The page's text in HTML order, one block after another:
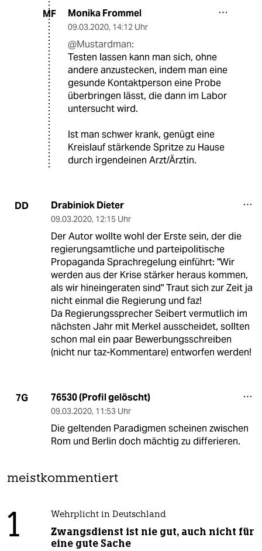
MF Monika Frommel
09.03.2020, 14:12 Uhr
@Mustardman:
Testen lassen kann man sich, ohne
andere anzustecken, indem man eine
gesunde Kontaktperson eine Probe
überbringen lässt, die dann im Labor
untersucht wird.
Ist man schwer krank, genügt eine
Kreislauf stärkende Spritze zu Hause
durch irgendeinen Arzt/Ärztin.
DD Drabiniok Dieter
09.03.2020, 12:15 Uhr
Der Autor wollte wohl der Erste sein, der die
regierungsamtliche und parteipolitische
Propaganda Sprachregelung einführt: "Wir
werden aus der Krise stärker heraus kommen,
als wir hineingeraten sind" Traut sich zur Zeit ja
nicht einmal die Regierung und faz!
Da Regierungssprecher Seibert vermutlich im
nächsten Jahr mit Merkel ausscheidet, sollten
schon mal ein paar Bewerbungsschreiben
(nicht nur taz-Kommentare) entworfen werden!
7G 76530 (Profil gelöscht)
09.03.2020, 11:53 Uhr
Die geltenden Paradigmen scheinen zwischen
Rom und Berlin doch mächtig zu differieren.
meistkommentiert
1 Wehrplicht in Deutschland
Zwangsdienst ist nie gut, auch nicht für
eine gute Sache